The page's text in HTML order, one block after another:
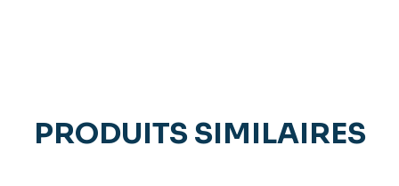
PRODUITS SIMILAIRES